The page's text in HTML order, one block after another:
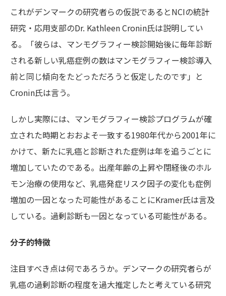
これがデンマークの研究者らの仮説であるとNCIの統計
研究・応用支部のDr. Kathleen Cronin氏は説明してい
る。「彼らは、マンモグラフィー検診開始後に毎年診断
される新しい乳癌症例の数はマンモグラフィー検診導入
前と同じ傾向をたどっただろうと仮定したのです」と
Cronin氏は言う。
しかし実際には、マンモグラフィー検診プログラムが確
立された時期とおおよそ一致する1980年代から2001年に
かけて、新たに乳癌と診断された症例は年を追うごとに
増加していたのである。出産年齢の上昇や閉経後のホル
モン治療の使用など、乳癌発症リスク因子の変化も症例
増加の一因となった可能性があることにKramer氏は言及
している。過剰診断も一因となっている可能性がある。
分子的特徴
注目すべき点は何であろうか。デンマークの研究者らが
乳癌の過剰診断の程度を過大推定したと考えている研究